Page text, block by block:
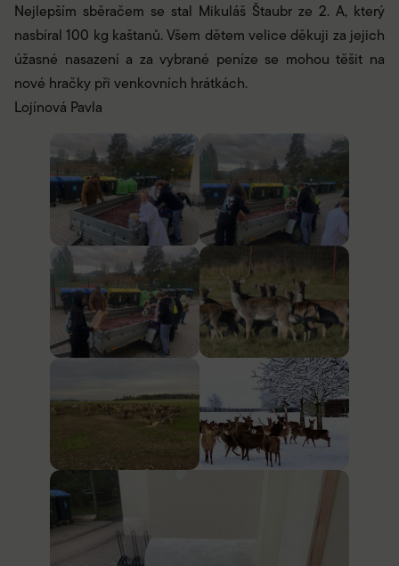
Nejlepším sběračem se stal Mikuláš Štaubr ze 2. A, který
nasbíral 100 kg kaštanů. Všem dětem velice děkuji za jejich
úžasné nasazení a za vybrané peníze se mohou těšit na
nové hračky při venkovních hrátkách.
Lojínová Pavla